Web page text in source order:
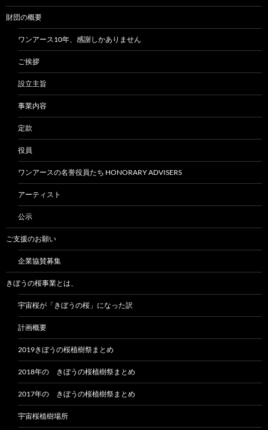
財団の概要
ワンアース10年、感謝しかありません
ご挨拶
設立主旨
事業内容
定款
役員
ワンアースの名誉役員たち HONORARY ADVISERS
アーティスト
公示
ご支援のお願い
企業協賛募集
きぼうの桜事業とは、
宇宙桜が「きぼうの桜」になった訳
計画概要
2019きぼうの桜植樹祭まとめ
2018年の きぼうの桜植樹祭まとめ
2017年の きぼうの桜植樹祭まとめ
宇宙桜植樹場所